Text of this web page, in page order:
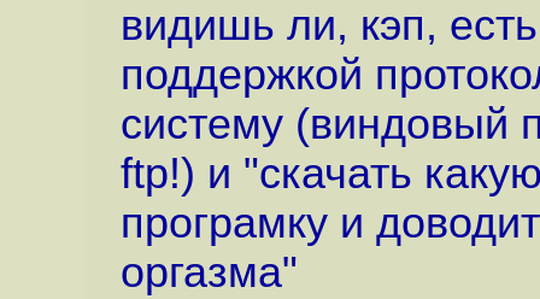
видишь ли, кэп,
поддержкой
систему (виндовый
ftp!) и "скачать
програмку и
оргазма"